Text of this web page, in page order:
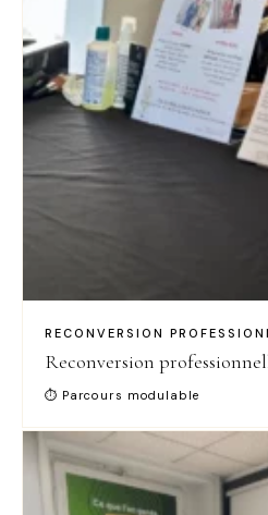
RECONVERSION
Reconversion
⏱ Parcours modulable